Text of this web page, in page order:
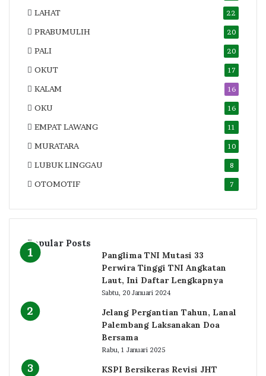
LAHAT 22
PRABUMULIH 20
PALI 20
OKUT 17
KALAM 16
OKU 16
EMPAT LAWANG 11
MURATARA 10
LUBUK LINGGAU 8
OTOMOTIF 7
Popular Posts
Panglima TNI Mutasi 33
Perwira Tinggi TNI Angkatan
Laut, Ini Daftar Lengkapnya
Sabtu, 20 Januari 2024
Jelang Pergantian Tahun, Lanal
Palembang Laksanakan Doa
Bersama
Rabu, 1 Januari 2025
KSPI Bersikeras Revisi JHT